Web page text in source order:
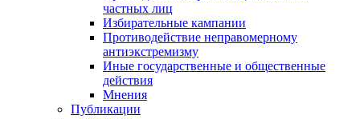
частных лиц
Избирательные кампании
Противодействие неправомерному
антиэкстремизму
Иные государственные и общественные
действия
Мнения
Публикации